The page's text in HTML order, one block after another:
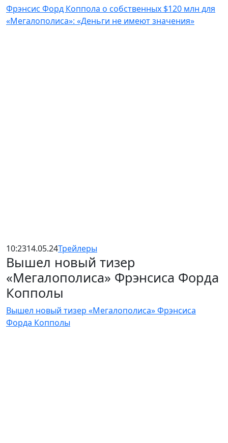
Фрэнсис Форд Коппола о собственных $120 млн для
«Мегалополиса»: «Деньги не имеют значения»
10:2314.05.24Трейлеры
Вышел новый тизер
«Мегалополиса» Фрэнсиса Форда
Копполы
Вышел новый тизер «Мегалополиса» Фрэнсиса
Форда Копполы